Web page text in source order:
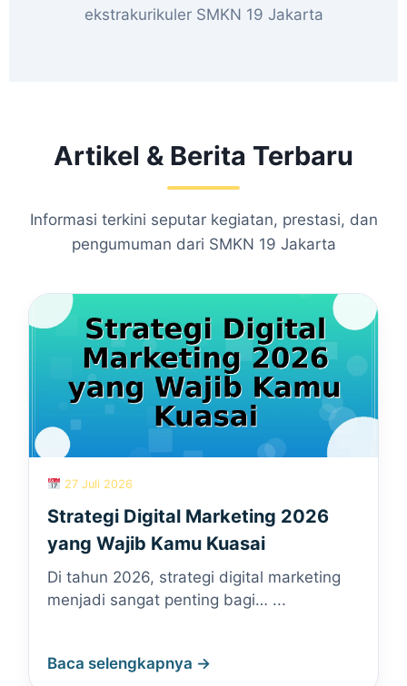
ekstrakurikuler SMKN 19 Jakarta
Artikel & Berita Terbaru
Informasi terkini seputar kegiatan, prestasi, dan
pengumuman dari SMKN 19 Jakarta
27 Juli 2026
Strategi Digital Marketing 2026
yang Wajib Kamu Kuasai
Di tahun 2026, strategi digital marketing
menjadi sangat penting bagi… ...
Baca selengkapnya →